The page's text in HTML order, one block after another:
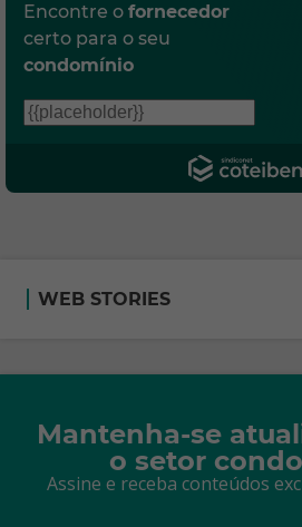
Encontre o fornecedor
certo para o seu
condomínio
WEB STORIES
Mantenha-se
o setor
Assine e receba conteúdos